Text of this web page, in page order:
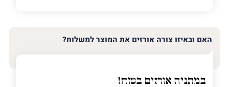
האם ובאיזו צורה אורזים את המוצר למשלוח?
במתניה אורזים בטוח!